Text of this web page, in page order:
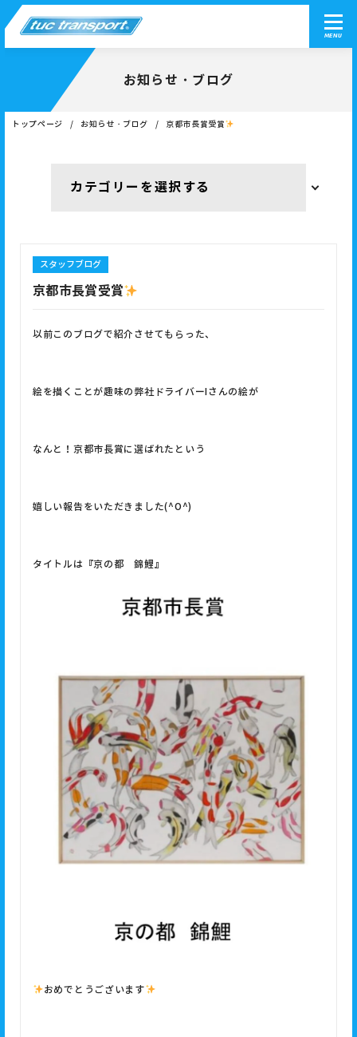
MENU
お知らせ・ブログ
トップページ お知らせ・ブログ 京都市長賞受賞
スタッフブログ
京都市長賞受賞
以前このブログで紹介させてもらった、
絵を描くことが趣味の弊社ドライバーIさんの絵が
なんと！京都市長賞に選ばれたという
嬉しい報告をいただきました(^O^)
タイトルは『京の都 錦鯉』
おめでとうございます